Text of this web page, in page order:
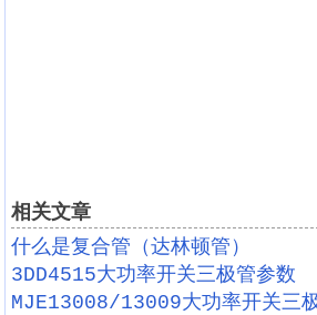
相关文章
什么是复合管（达林顿管）
3DD4515大功率开关三极管参数
MJE13008/13009大功率开关三